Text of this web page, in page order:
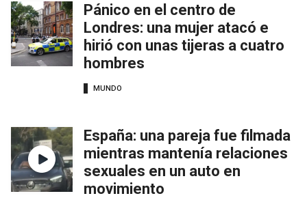
Pánico en el centro de
Londres: una mujer atacó e
hirió con unas tijeras a cuatro
hombres
MUNDO
España: una pareja fue filmada
mientras mantenía relaciones
sexuales en un auto en
movimiento